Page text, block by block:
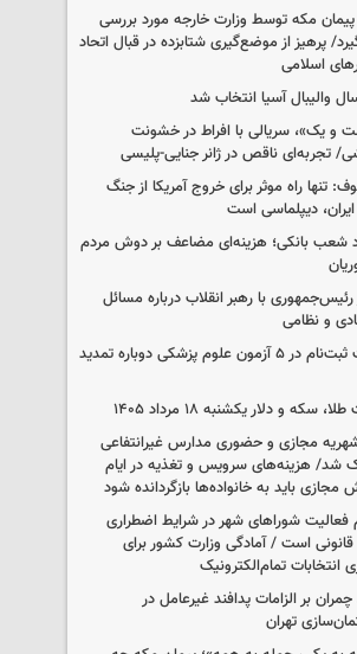
پیمان مکه توسط وزارت خارجه مورد بررسی
پرهیز از موضع‌گیری شتابزده در قبال اتحاد
اسلامی
والیبال آسیا انتخاب شد
و یک»، سریالی با افراط در خشونت
تجربه‌ای ناقص در ژانر جنایی-پلیسی
تنها راه موثر برای خروج آمریکا از جنگ
دیپلماسی است
شعب بانکی؛ هزینه‌ای مضاعف بر دوش مردم
رئیس‌جمهوری با رهبر انقلاب درباره مسائل
و نظامی
مهلت ثبت‌نام در ۵ آزمون علوم پزشکی دوباره تمدید
سکه و دلار یکشنبه ۱۸ مرداد ۱۴۰۵
مجازی و حضوری مدارس غیرانتفاعی
شد/ هزینه‌های سرویس و تغذیه در ایام
مجازی باید به خانواده‌ها بازگردانده شود
فعالیت شوراهای شهر در شرایط اضطراری
قانونی است / آمادگی وزارت کشور برای
انتخابات تمام‌الکترونیک
چمران بر الزامات پدافند غیرعامل در
تهران